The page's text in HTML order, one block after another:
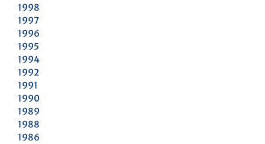
1998
1997
1996
1995
1994
1992
1991
1990
1989
1988
1986